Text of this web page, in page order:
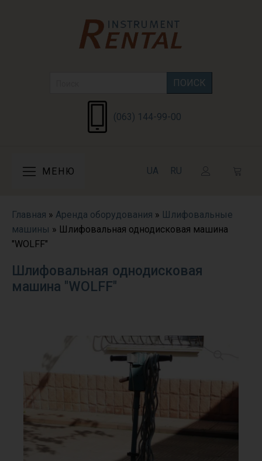
(063) 144-99-00
МЕНЮ UA RU
Главная » Аренда оборудования » Шлифовальные
машины » Шлифовальная однодисковая машина
"WOLFF"
Шлифовальная однодисковая
машина "WOLFF"